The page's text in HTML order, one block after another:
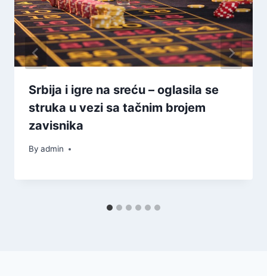
Srbija i igre na sreću – oglasila se
struka u vezi sa tačnim brojem
zavisnika
By admin